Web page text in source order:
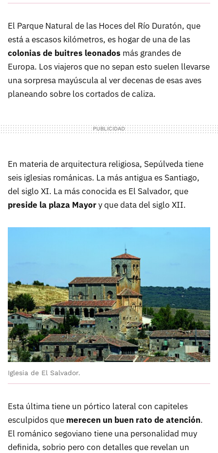
El Parque Natural de las Hoces del Río Duratón, que
está a escasos kilómetros, es hogar de una de las
colonias de buitres leonados más grandes de
Europa. Los viajeros que no sepan esto suelen llevarse
una sorpresa mayúscula al ver decenas de esas aves
planeando sobre los cortados de caliza.
En materia de arquitectura religiosa, Sepúlveda tiene
seis iglesias románicas. La más antigua es Santiago,
del siglo XI. La más conocida es El Salvador, que
preside la plaza Mayory que data del siglo XII.
Iglesia de El Salvador.
Esta última tiene un pórtico lateral con capiteles
esculpidos que merecen un buen rato de atención.
El románico segoviano tiene una personalidad muy
definida, sobrio pero con detalles que revelan un